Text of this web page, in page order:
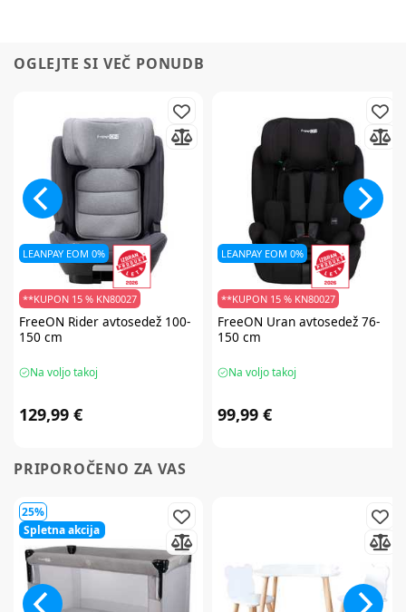
OGLEJTE SI VEČ PONUDB
LEANPAY EOM 0%
**KUPON 15 % KN80027
FreeON Rider avtosedež 100-
150 cm
Na voljo takoj
129,99 €
LEANPAY EOM 0%
**KUPON 15 % KN80027
FreeON Uran avtosedež 76-
150 cm
Na voljo takoj
99,99 €
PRIPOROČENO ZA VAS
25%
Spletna akcija